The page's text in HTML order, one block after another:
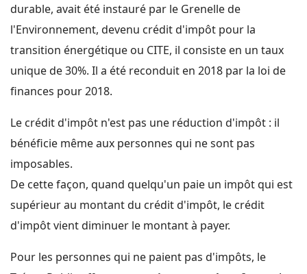
durable, avait été instauré par le Grenelle de
l'Environnement, devenu crédit d'impôt pour la
transition énergétique ou CITE, il consiste en un taux
unique de 30%. Il a été reconduit en 2018 par la loi de
finances pour 2018.
Le crédit d'impôt n'est pas une réduction d'impôt : il
bénéficie même aux personnes qui ne sont pas
imposables.
De cette façon, quand quelqu'un paie un impôt qui est
supérieur au montant du crédit d'impôt, le crédit
d'impôt vient diminuer le montant à payer.
Pour les personnes qui ne paient pas d'impôts, le